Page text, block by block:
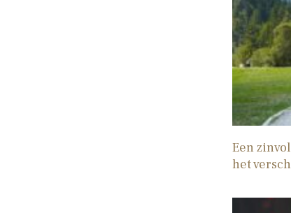
Een
het